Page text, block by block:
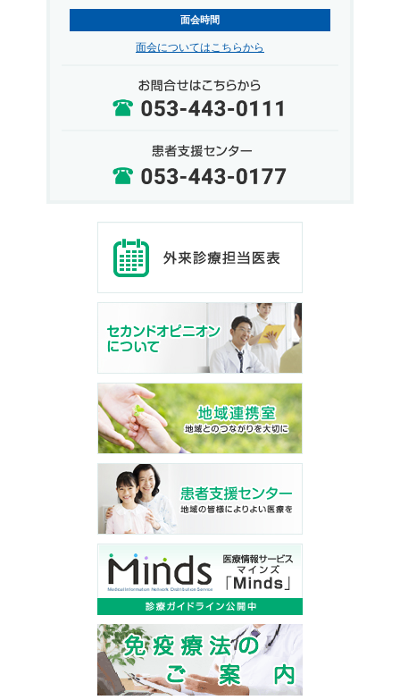
面会時間
面会についてはこちらから